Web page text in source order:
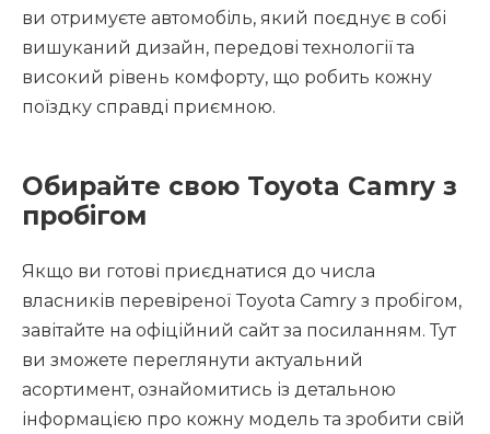
ви отримуєте автомобіль, який поєднує в собі
вишуканий дизайн, передові технології та
високий рівень комфорту, що робить кожну
поїздку справді приємною.
Обирайте свою Toyota Camry з
пробігом
Якщо ви готові приєднатися до числа
власників перевіреної Toyota Camry з пробігом,
завітайте на офіційний сайт за посиланням. Тут
ви зможете переглянути актуальний
асортимент, ознайомитись із детальною
інформацією про кожну модель та зробити свій